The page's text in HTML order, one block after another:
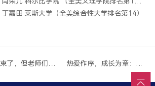
嘉田 莱斯大学（全美综合性大学排名第14）